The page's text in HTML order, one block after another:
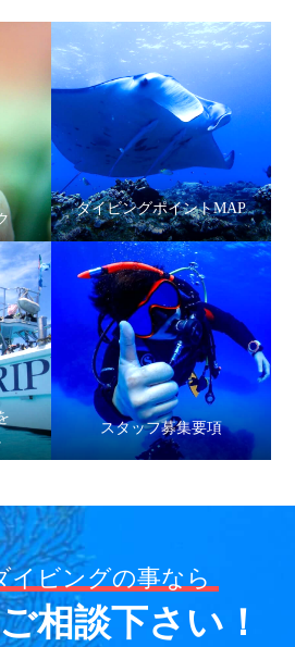
ダイビングポイントMAP
スタッフ募集要項
イビングの事なら
相談下さい！